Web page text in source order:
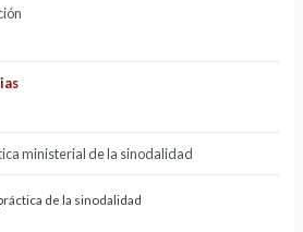
ministerial de la sinodalidad
de la sinodalidad